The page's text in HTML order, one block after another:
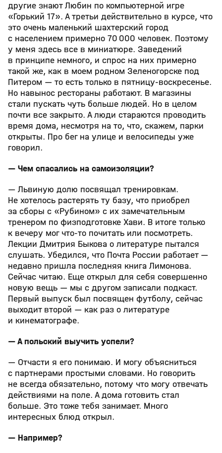
другие знают Любин по компьютерной игре
«Горький 17». А третьи действительно в курсе, что
это очень маленький шахтерский город
с населением примерно 70 000 человек. Поэтому
у меня здесь все в миниатюре. Заведений
в принципе немного, и спрос на них примерно
такой же, как в моем родном Зеленогорске под
Питером — то есть только в пятницу-воскресенье.
Но навынос рестораны работают. В магазины
стали пускать чуть больше людей. Но в целом
почти все закрыто. А люди стараются проводить
время дома, несмотря на то, что, скажем, парки
открыты. Про бег на улице и велосипеды уже
говорил.
— Чем спасались на самоизоляции?
— Львиную долю посвящал тренировкам.
Не хотелось растерять ту базу, что приобрел
за сборы с «Рубином» с их замечательным
тренером по физподготовке Хави. В итоге только
к вечеру мог что-то почитать или посмотреть.
Лекции Дмитрия Быкова о литературе пытался
слушать. Убедился, что Почта России работает —
недавно пришла последняя книга Лимонова.
Сейчас читаю. Еще открыл для себя совершенно
новую вещь — мы с другом записали подкаст.
Первый выпуск был посвящен футболу, сейчас
выходит второй — как раз о литературе
и кинематографе.
— А польский выучить успели?
— Отчасти я его понимаю. И могу объясниться
с партнерами простыми словами. Но говорить
не всегда обязательно, потому что могу отвечать
действиями на поле. А дома готовить стал
больше. Это тоже тебя занимает. Много
интересных блюд открыл.
— Например?